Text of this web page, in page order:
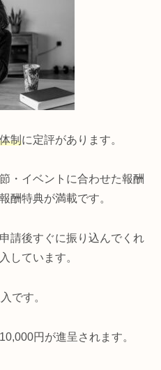
制に定評があります。
・イベントに合わせた報酬
酬特典が満載です。
請後すぐに振り込んでくれ
しています。
です。
円が進呈されます。